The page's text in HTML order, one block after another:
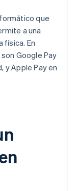
que
a una
física. En
son Google Pay
y Apple Pay en